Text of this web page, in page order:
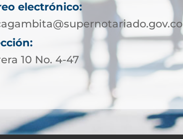
electrónico:
10 No. 4-47